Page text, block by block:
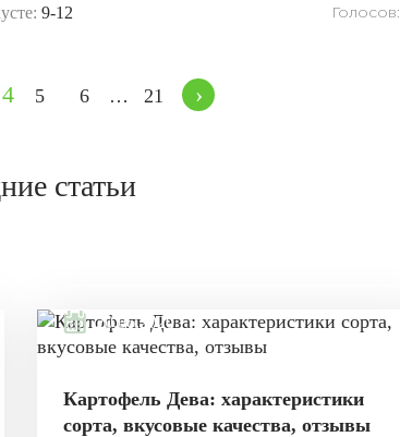
9-12 Голосов:
4 5 6 … 21 ›
статьи
20.06.2020
Картофель Дева: характеристики
сорта, вкусовые качества, отзывы